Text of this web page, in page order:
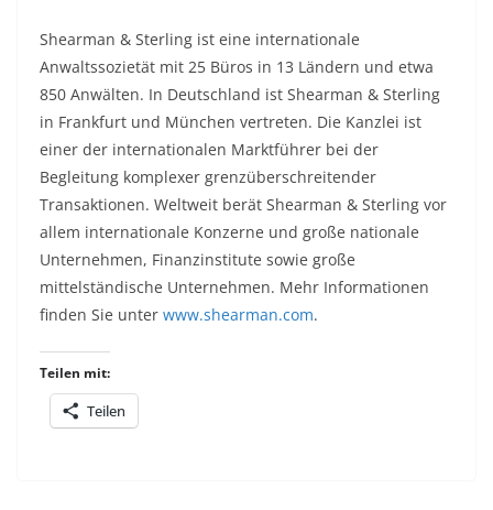
Shearman & Sterling ist eine internationale
Anwaltssozietät mit 25 Büros in 13 Ländern und etwa
850 Anwälten. In Deutschland ist Shearman & Sterling
in Frankfurt und München vertreten. Die Kanzlei ist
einer der internationalen Marktführer bei der
Begleitung komplexer grenzüberschreitender
Transaktionen. Weltweit berät Shearman & Sterling vor
allem internationale Konzerne und große nationale
Unternehmen, Finanzinstitute sowie große
mittelständische Unternehmen. Mehr Informationen
finden Sie unter www.shearman.com.
Teilen mit:
Teilen